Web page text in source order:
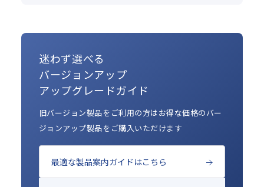
迷わず選べる
バージョンアップ
アップグレードガイド
旧バージョン製品をご利用の方はお得な価格のバー
ジョンアップ製品をご購入いただけます
最適な製品案内ガイドはこちら